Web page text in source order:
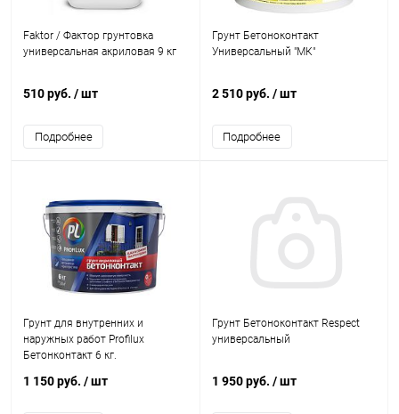
Faktor / Фактор грунтовка
универсальная акриловая 9 кг
510 руб. / шт
Подробнее
Грунт Бетоноконтакт
Универсальный "МК"
2 510 руб. / шт
Подробнее
Грунт для внутренних и
наружных работ Profilux
Бетонконтакт 6 кг.
1 150 руб. / шт
Грунт Бетоноконтакт Respect
универсальный
1 950 руб. / шт